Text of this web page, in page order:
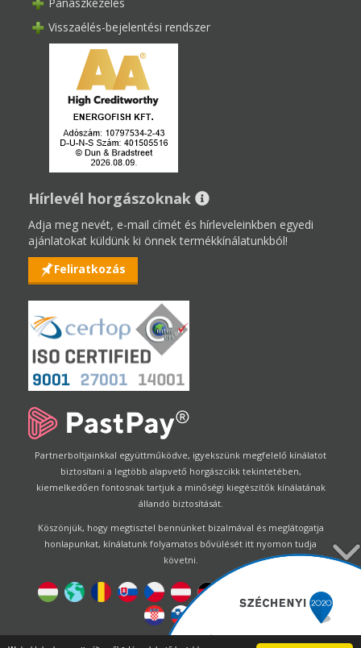
Visszaélés-bejelentési rendszer
Hírlevél horgászoknak
Adja meg nevét, e-mail címét és hírleveleinkben egyedi
ajánlatokat küldünk ki önnek termékkínálatunkból!
Feliratkozás
Partnerboltjainkkal együttműködve, igyekszünk megfelelő kínálatot
biztosítani a legtöbb alapvető horgászcikk tekintetében,
kiemelkedően fontosnak tartjuk a minőségi kiegészítők kínálatának
állandó biztosítását.
Köszönjük, hogy megtisztel bennünket bizalmával és meglátogatja
honlapunkat, kínálatunk folyamatos bővülését itt nyomon tudja
követni.
Designed by Energofish Kft